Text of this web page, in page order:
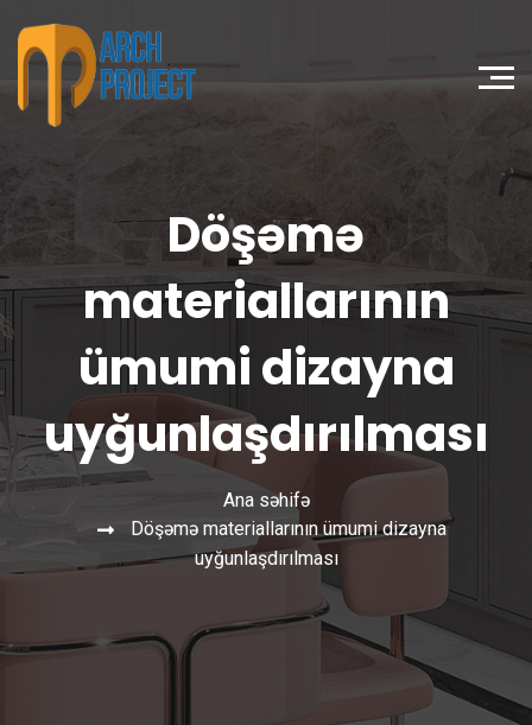
Döşəmə
materiallarının
ümumi dizayna
uyğunlaşdırılması
Ana səhifə
Döşəmə materiallarının ümumi dizayna
uyğunlaşdırılması